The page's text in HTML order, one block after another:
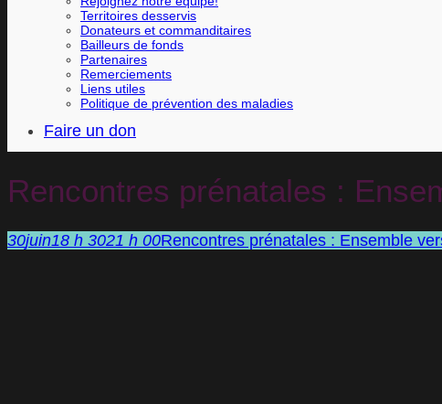
Territoires desservis
Donateurs et commanditaires
Bailleurs de fonds
Partenaires
Remerciements
Liens utiles
Politique de prévention des maladies
Faire un don
Rencontres prénatales :
30juin18 h 3021 h 00Rencontres prénatales : Ensemble